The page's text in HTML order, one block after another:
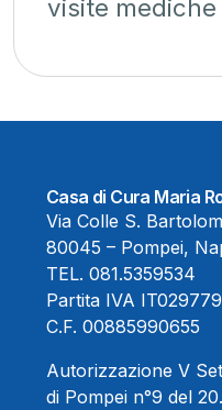
visite mediche
Casa di Cura Maria
Via Colle S.
80045 – Pompei,
TEL. 081.5359534
Partita IVA
C.F. 00885990655
Autorizzazione V
di Pompei n°9 del